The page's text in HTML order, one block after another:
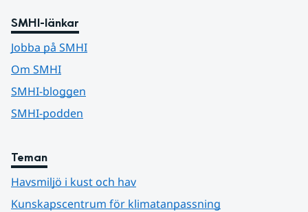
SMHI-länkar
Jobba på SMHI
Om SMHI
SMHI-bloggen
SMHI-podden
Teman
Havsmiljö i kust och hav
Kunskapscentrum för klimatanpassning